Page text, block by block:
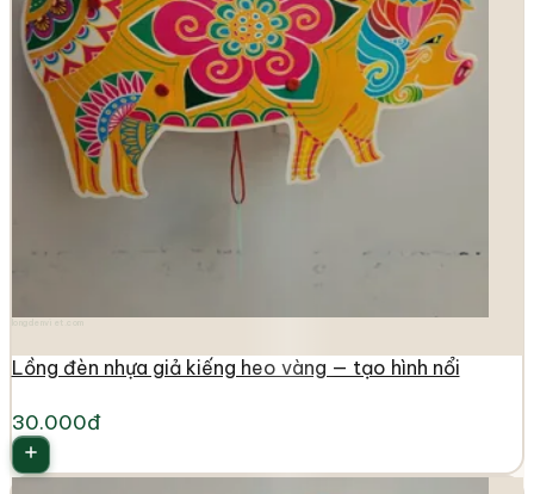
Lồng đèn nhựa giả kiếng heo vàng — tạo hình nổi
30.000đ